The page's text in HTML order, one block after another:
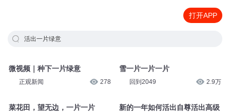
打开APP
活出一片绿意
微视频｜种下一片绿意
正观新闻 278
菜花田，望无边，一片一片
雪一片一片一片
回到2049 2.9万
新的一年如何活出自尊活出高级